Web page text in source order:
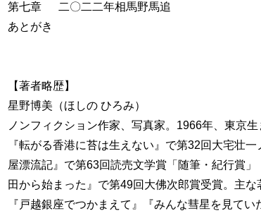
第七章 二〇二二年相馬野馬追
あとがき
【著者略歴】
星野博美（ほしの ひろみ）
ノンフィクション作家、写真家。1966年、東京生
『転がる香港に苔は生えない』で第32回大宅壮
屋漂流記』で第63回読売文学賞「随筆・紀行賞
田から始まった』で第49回大佛次郎賞受賞。主な
『戸越銀座でつかまえて』『みんな彗星を見て